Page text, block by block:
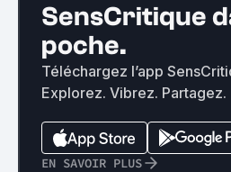
SensCritique
poche.
Téléchargez l’app
Explorez. Vibrez. Partagez.
EN SAVOIR PLUS